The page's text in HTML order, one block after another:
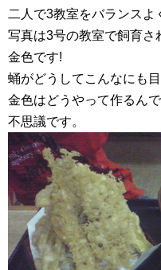
二人で3教室をバランスよ
写真は3号の教室で飼育さ
金色です!
蛹がどうしてこんなにも
金色はどうやって作るん
不思議です。